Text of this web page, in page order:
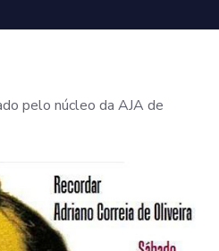
pelo núcleo da AJA de